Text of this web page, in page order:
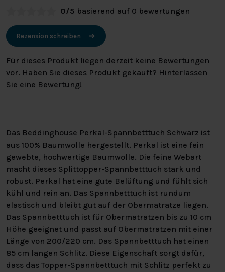
0/5 basierend auf 0 bewertungen
Rezension schreiben
Für dieses Produkt liegen derzeit keine Bewertungen
vor. Haben Sie dieses Produkt gekauft? Hinterlassen
Sie eine Bewertung!
Das Beddinghouse Perkal-Spannbetttuch Schwarz ist
aus 100% Baumwolle hergestellt. Perkal ist eine fein
gewebte, hochwertige Baumwolle. Die feine Webart
macht dieses Splittopper-Spannbetttuch stark und
robust. Perkal hat eine gute Belüftung und fühlt sich
kühl und rein an. Das Spannbetttuch ist rundum
elastisch und bleibt gut auf der Obermatratze liegen.
Das Spannbetttuch ist für Obermatratzen bis zu 10 cm
Höhe geeignet und passt auf Obermatratzen mit einer
Länge von 200/220 cm. Das Spannbetttuch hat einen
85 cm langen Schlitz. Diese Eigenschaft sorgt dafür,
dass das Topper-Spannbetttuch mit Schlitz perfekt zu